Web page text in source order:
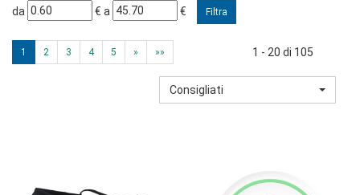
filtra
da € filtra
a €
1 2 3 4 5 » »» 1 - 20 di 105
Consigliati